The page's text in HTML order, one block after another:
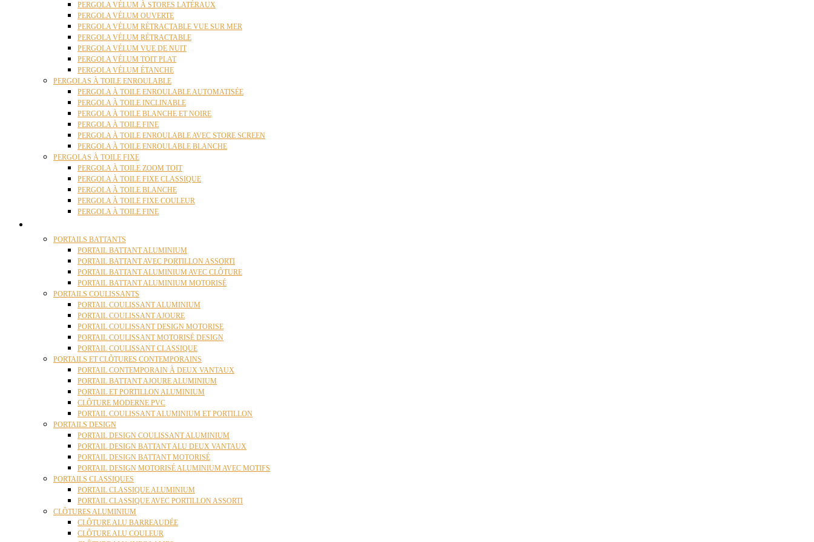
PERGOLA VÉLUM À STORES LATÉRAUX
PERGOLA VÉLUM OUVERTE
PERGOLA VÉLUM RÉTRACTABLE VUE SUR MER
PERGOLA VÉLUM RÉTRACTABLE
PERGOLA VÉLUM VUE DE NUIT
PERGOLA VÉLUM TOIT PLAT
PERGOLA VÉLUM ÉTANCHE
PERGOLAS À TOILE ENROULABLE
PERGOLA À TOILE ENROULABLE AUTOMATISÉE
PERGOLA À TOILE INCLINABLE
PERGOLA À TOILE BLANCHE ET NOIRE
PERGOLA À TOILE FINE
PERGOLA À TOILE ENROULABLE AVEC STORE SCREEN
PERGOLA À TOILE ENROULABLE BLANCHE
PERGOLAS À TOILE FIXE
PERGOLA À TOILE ZOOM TOIT
PERGOLA À TOILE FIXE CLASSIQUE
PERGOLA À TOILE BLANCHE
PERGOLA À TOILE FIXE COULEUR
PERGOLA À TOILE FINE
PORTAILS BATTANTS
PORTAIL BATTANT ALUMINIUM
PORTAIL BATTANT AVEC PORTILLON ASSORTI
PORTAIL BATTANT ALUMINIUM AVEC CLÔTURE
PORTAIL BATTANT ALUMINIUM MOTORISÉ
PORTAILS COULISSANTS
PORTAIL COULISSANT ALUMINIUM
PORTAIL COULISSANT AJOURE
PORTAIL COULISSANT DESIGN MOTORISE
PORTAIL COULISSANT MOTORISÉ DESIGN
PORTAIL COULISSANT CLASSIQUE
PORTAILS ET CLÔTURES CONTEMPORAINS
PORTAIL CONTEMPORAIN À DEUX VANTAUX
PORTAIL BATTANT AJOURE ALUMINIUM
PORTAIL ET PORTILLON ALUMINIUM
CLÔTURE MODERNE PVC
PORTAIL COULISSANT ALUMINIUM ET PORTILLON
PORTAILS DESIGN
PORTAIL DESIGN COULISSANT ALUMINIUM
PORTAIL DESIGN BATTANT ALU DEUX VANTAUX
PORTAIL DESIGN BATTANT MOTORISÉ
PORTAIL DESIGN MOTORISÉ ALUMINIUM AVEC MOTIFS
PORTAILS CLASSIQUES
PORTAIL CLASSIQUE ALUMINIUM
PORTAIL CLASSIQUE AVEC PORTILLON ASSORTI
CLÔTURES ALUMINIUM
CLÔTURE ALU BARREAUDÉE
CLÔTURE ALU COULEUR